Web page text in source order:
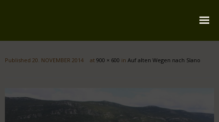
Published 20. NOVEMBER 2014 at 900 × 600 in Auf alten Wegen nach Slano